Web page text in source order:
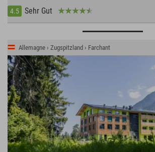
4.5
Sehr Gut
Allemagne › Zugspitzland › Farchant